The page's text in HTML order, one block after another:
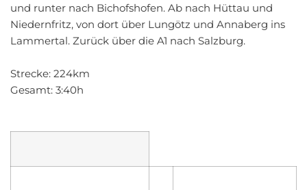
und runter nach Bichofshofen. Ab nach Hüttau und
Niedernfritz, von dort über Lungötz und Annaberg ins
Lammertal. Zurück über die A1 nach Salzburg.
Strecke: 224km
Gesamt: 3:40h